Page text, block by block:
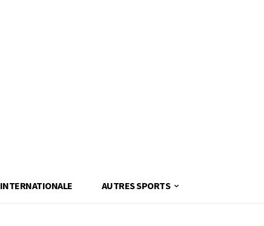
INTERNATIONALE AUTRES SPORTS